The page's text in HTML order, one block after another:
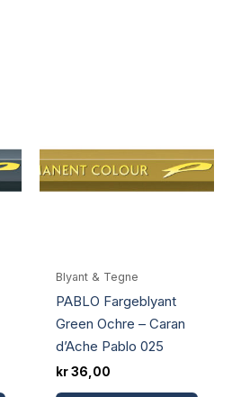
Blyant & Tegne
PABLO Fargeblyant
Green Ochre – Caran
d’Ache Pablo 025
kr36,00